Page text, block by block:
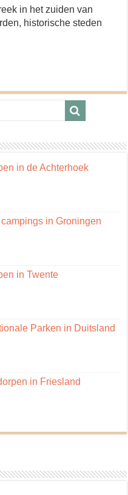
in het zuiden van
historische steden
in de Achterhoek
in Groningen
in Twente
Parken in Duitsland
in Friesland